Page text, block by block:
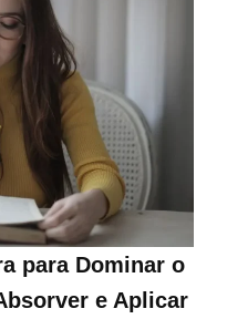
para Dominar o
e Aplicar